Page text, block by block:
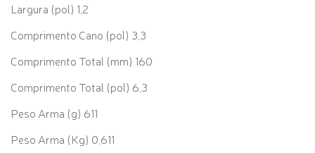
Largura (pol) 1,2
Comprimento Cano (pol) 3,3
Comprimento Total (mm) 160
Comprimento Total (pol) 6,3
Peso Arma (g) 611
Peso Arma (Kg) 0,611